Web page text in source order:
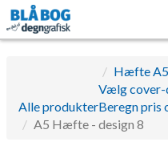
Alle produkter
Hæfte A5
Vælg cover-
Beregn pris
A5 Hæfte - design 8